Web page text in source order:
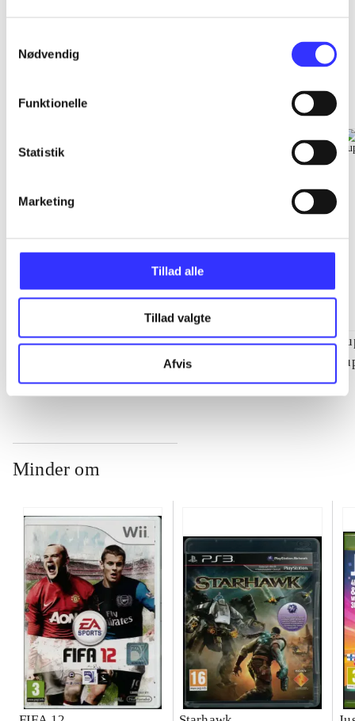
Nødvendig
Funktionelle
Statistik
Marketing
Tillad alle
Tillad valgte
Afvis
EA sports
Gå til serien
NHL (Pc) NBA live (Pc)
Minder om